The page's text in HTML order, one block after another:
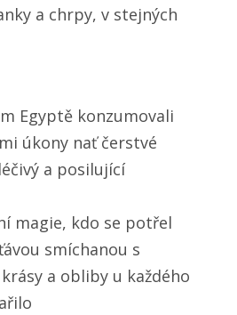
a chrpy, v stejných
Egyptě konzumovali
úkony nať čerstvé
a posilující
magie, kdo se potřel
smíchanou s
a obliby u každého